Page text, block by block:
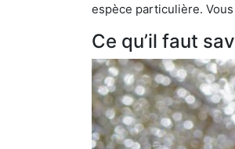
espèce particulière.
Ce qu’il faut